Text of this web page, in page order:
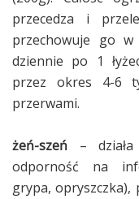
przecedza i
przechowuje go
dziennie po 1
przez okres 4-6
przerwami.
żeń-szeń – działa
odporność na
grypa,